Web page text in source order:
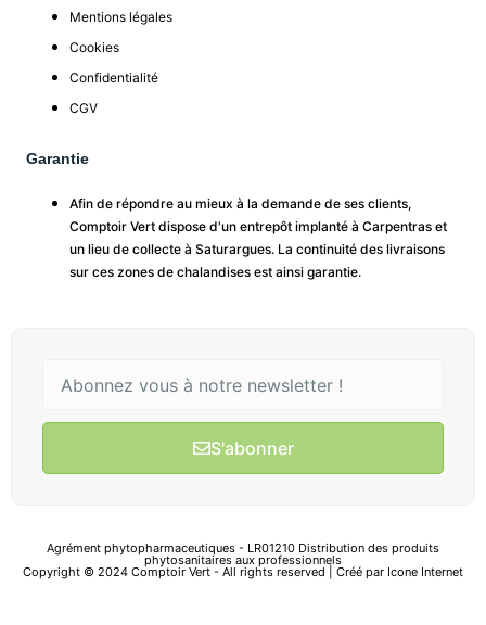
Mentions légales
Cookies
Confidentialité
CGV
Garantie
Afin de répondre au mieux à la demande de ses clients,
Comptoir Vert dispose d'un entrepôt implanté à Carpentras et
un lieu de collecte à Saturargues. La continuité des livraisons
sur ces zones de chalandises est ainsi garantie.
S'abonner
Agrément phytopharmaceutiques - LR01210 Distribution des produits
phytosanitaires aux professionnels
Copyright © 2024 Comptoir Vert - All rights reserved | Créé par Icone Internet